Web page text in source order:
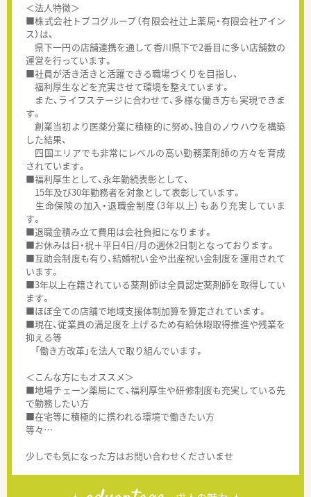
＜法人特徴＞
■株式会社トプコグループ（有限会社辻上薬局・有限会社アイン
ス）は、
県下一円の店舗連携を通して香川県下で2番目に多い店舗数の
運営を行っています。
■社員が活き活きと活躍できる職場づくりを目指し、
福利厚生などを充実させて環境を整えています。
また、ライフステージに合わせて、多様な働き方も実現できま
す。
創業当初より医薬分業に積極的に努め、独自のノウハウを構築
した結果、
四国エリアでも非常にレベルの高い勤務薬剤師の方々を育成
されています。
■福利厚生として、永年勤続表彰として、
15年及び30年勤務者を対象として表彰しています。
生命保険の加入・退職金制度（3年以上）もあり充実していま
す。
■退職金積み立て費用は会社負担になります。
■お休みは日・祝＋平日4日/月の週休2日制となっております。
■互助会制度も有り、結婚祝い金や出産祝い金制度を運用されて
います。
■3年以上在籍されている薬剤師は全員認定薬剤師を取得してい
ます。
■ほぼ全ての店舗で地域支援体制加算を算定されています。
■現在、従業員の満足度を上げるため有給休暇取得推進や残業を
抑える等
「働き方改革」を法人で取り組んでいます。
＜こんな方にもオススメ＞
■地場チェーン薬局にて、福利厚生や研修制度も充実している先
で勤務したい方
■在宅等に積極的に携われる環境で働きたい方
等々…
少しでも気になった方はお問い合わせくださいませ